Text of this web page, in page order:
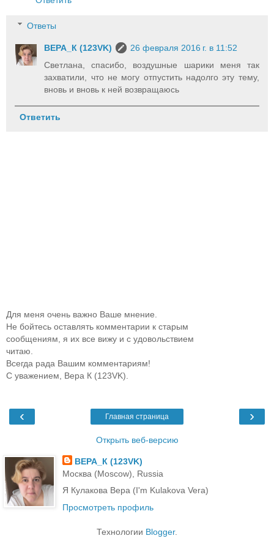
Ответы
ВЕРА_К (123VK)
26 февраля 2016 г. в 11:52
Светлана, спасибо, воздушные шарики меня так
захватили, что не могу отпустить надолго эту тему,
вновь и вновь к ней возвращаюсь
Ответить
Для меня очень важно Ваше мнение.
Не бойтесь оставлять комментарии к старым
сообщениям, я их все вижу и с удовольствием
читаю.
Всегда рада Вашим комментариям!
С уважением, Вера К (123VK).
‹ ›
Главная страница
Открыть веб-версию
ВЕРА_К (123VK)
Москва (Moscow), Russia
Я Кулакова Вера (I'm Kulakova Vera)
Просмотреть профиль
Технологии Blogger.